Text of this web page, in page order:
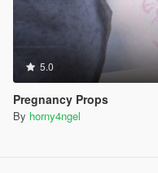
5.0
Pregnancy Props
By horny4ngel